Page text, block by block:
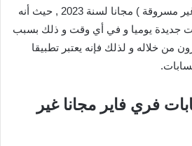
على حسابات فري فاير ( غير مسروقة ) مجانا لسنة 2023 , حيث أنه
جديدة يوميا و في أي وقت و ذلك بسبب
من خلاله و لذلك فإنه يعتبر تطبيقا
فري فاير مجانا غير